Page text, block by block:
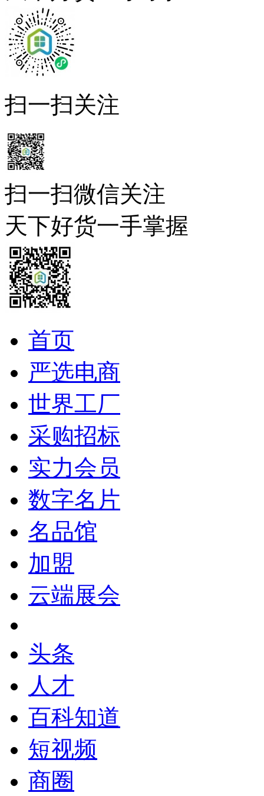
扫一扫关注
扫一扫微信关注
天下好货一手掌握
首页
严选电商
世界工厂
采购招标
实力会员
数字名片
名品馆
加盟
云端展会
头条
人才
百科知道
短视频
商圈